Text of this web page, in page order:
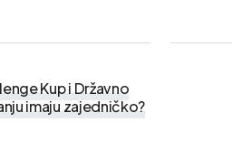
Kup i Državno
imaju zajedničko?